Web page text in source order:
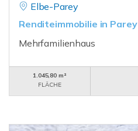
Elbe-Parey
Renditeimmobilie in Parey
Mehrfamilienhaus
1.045,80 m²
FLÄCHE